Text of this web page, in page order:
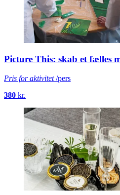
Picture This: skab et fælles
Pris for aktivitet/pers
380 kr.